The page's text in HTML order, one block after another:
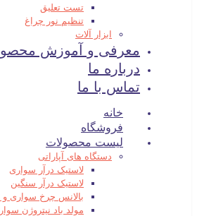
تست تعلیق
تنظیم نور چراغ
ابزار آلات
معرفی و آموزش
درباره ما
تماس با ما
خانه
فروشگاه
لیست محصولات
دستگاه های آپاراتی
لاستیک درآر سواری
لاستیک درآر سنگین
بالانس چرخ سواری و
مولد باد نیتروژن